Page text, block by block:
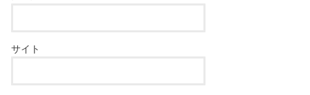
サイト